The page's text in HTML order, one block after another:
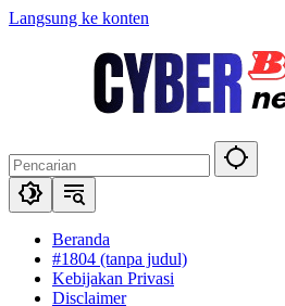
Langsung ke konten
Beranda
#1804 (tanpa judul)
Kebijakan Privasi
Disclaimer